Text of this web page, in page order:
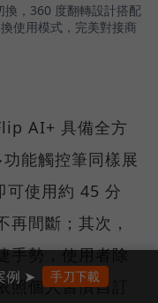
，360 度翻轉設計搭配
使用模式，完美對接商
AI+ 具備全方
能觸控筆同樣展
可使用約 45 分
間斷；其次，
手勢，使用者除
照個人習慣自訂
例 ➤ 手刀下載